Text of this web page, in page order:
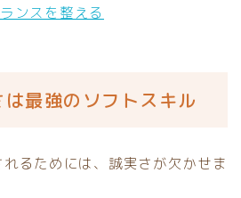
ンスを整える
最強のソフトスキル
るためには、誠実さが欠かせま